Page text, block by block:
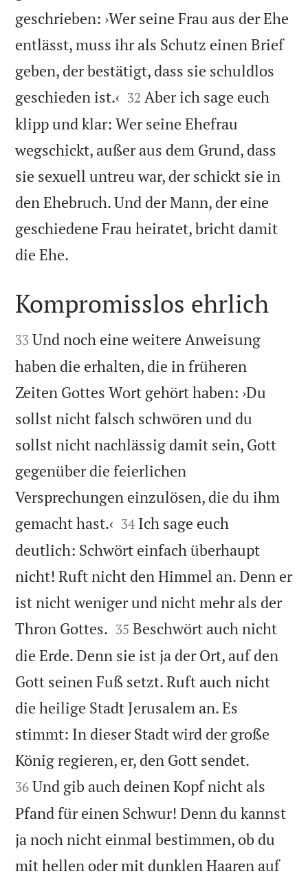
geschrieben: ›Wer seine Frau aus der Ehe
entlässt, muss ihr als Schutz einen Brief
geben, der bestätigt, dass sie schuldlos
geschieden ist.‹ 

32 Aber ich sage euch
klipp und klar: Wer seine Ehefrau
wegschickt, außer aus dem Grund, dass
sie sexuell untreu war, der schickt sie in
den Ehebruch. Und der Mann, der eine
geschiedene Frau heiratet, bricht damit
die Ehe.

Kompromisslos ehrlich

33 Und noch eine weitere Anweisung
haben die erhalten, die in früheren
Zeiten Gottes Wort gehört haben: ›Du
sollst nicht falsch schwören und du
sollst nicht nachlässig damit sein, Gott
gegenüber die feierlichen
Versprechungen einzulösen, die du ihm
gemacht hast.‹ 

34 Ich sage euch
deutlich: Schwört einfach überhaupt
nicht! Ruft nicht den Himmel an. Denn er
ist nicht weniger und nicht mehr als der
Thron Gottes. 

35 Beschwört auch nicht
die Erde. Denn sie ist ja der Ort, auf den
Gott seinen Fuß setzt. Ruft auch nicht
die heilige Stadt Jerusalem an. Es
stimmt: In dieser Stadt wird der große
König regieren, er, den Gott sendet.
36 Und gib auch deinen Kopf nicht als
Pfand für einen Schwur! Denn du kannst
ja noch nicht einmal bestimmen, ob du
mit hellen oder mit dunklen Haaren auf